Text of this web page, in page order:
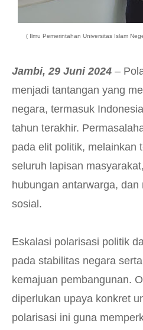
( Ilmu Pemerintahan Universitas Islam
Jambi, 29 Juni 2024 –
menjadi tantangan yang
negara, termasuk
tahun terakhir.
pada elit politik, melainkan
seluruh lapisan
hubungan antarwarga,
sosial.
Eskalasi polarisasi politik
pada stabilitas negara
kemajuan pembangunan.
diperlukan upaya konkret
polarisasi ini guna